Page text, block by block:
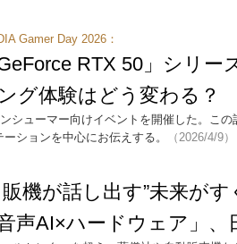
Gamer Day 2026：
GeForce RTX 50」シリ
グ体験はどう変わる？
シューマー向けイベントを開催した。こ
ーションを中心にお伝えする。
（2026/4/9）
販機が話し出す”未来が
音声AI×ハードウェア」、